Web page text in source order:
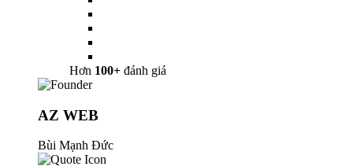
Hơn 100+ đánh giá
AZ WEB
Bùi Mạnh Đức